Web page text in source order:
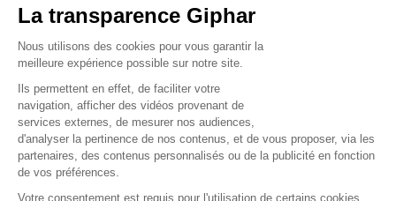
Prix moyen constaté
24,50 €
jambes lourdes.
Prix moyen constaté